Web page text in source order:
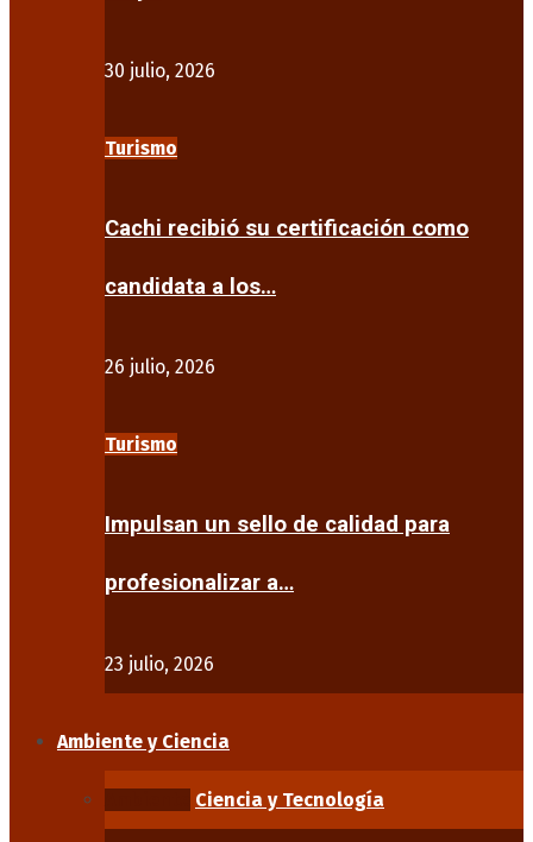
30 julio, 2026
Turismo
Cachi recibió su certificación como
candidata a los…
26 julio, 2026
Turismo
Impulsan un sello de calidad para
profesionalizar a…
23 julio, 2026
Ambiente y Ciencia
Ciencia y Tecnología